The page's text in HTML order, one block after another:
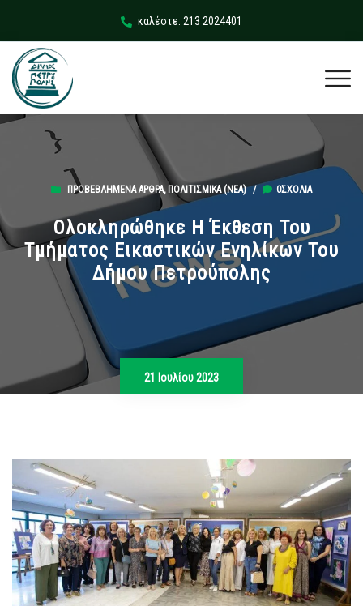
καλέστε: 213 2024401
ΠΡΟΒΕΒΛΗΜΈΝΑ ΆΡΘΡΑ, ΠΟΛΙΤΙΣΜΙΚΆ (ΝΕΑ)/ 0ΣΧΌΛΙΑ
Ολοκληρώθηκε Η Έκθεση Του
Τμήματος Εικαστικών Ενηλίκων Του
Δήμου Πετρούπολης
21 Ιουλίου 2023